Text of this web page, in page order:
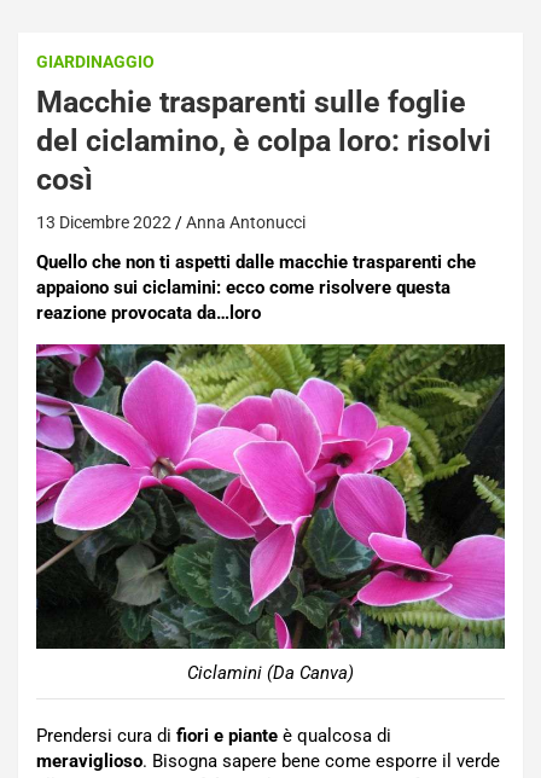
GIARDINAGGIO
Macchie trasparenti sulle foglie
del ciclamino, è colpa loro: risolvi
così
13 Dicembre 2022 Anna Antonucci
Quello che non ti aspetti dalle macchie trasparenti che
appaiono sui ciclamini: ecco come risolvere questa
reazione provocata da…loro
Ciclamini (Da Canva)
Prendersi cura di fiori e piante è qualcosa di
meraviglioso. Bisogna sapere bene come esporre il verde